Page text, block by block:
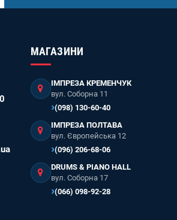
МАГАЗИНИ
ІМПРЕЗА КРЕМЕНЧУК
вул. Соборна 11
(098) 130-60-40
ІМПРЕЗА ПОЛТАВА
вул. Європейська 12
(096) 206-68-06
DRUMS & PIANO HALL
вул. Соборна 17
(066) 098-92-28